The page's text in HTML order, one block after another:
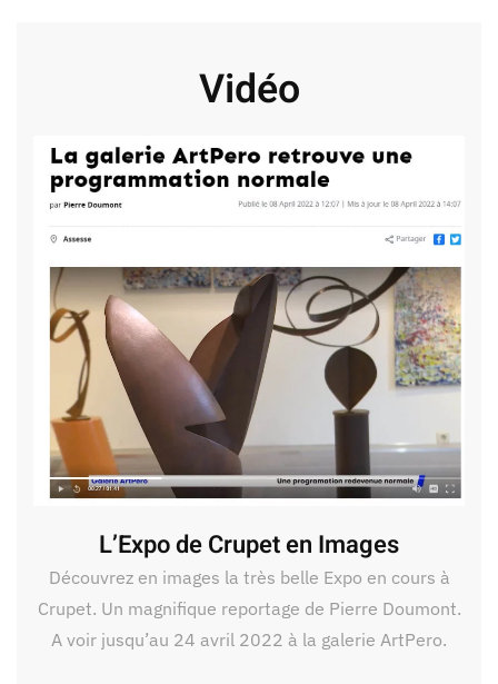
Vidéo
L’Expo de Crupet en Images
Découvrez en images la très belle Expo en cours à
Crupet. Un magnifique reportage de Pierre Doumont.
A voir jusqu’au 24 avril 2022 à la galerie ArtPero.